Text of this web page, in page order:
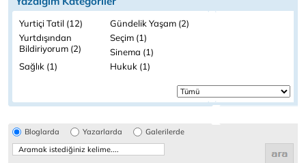
Yurtiçi Tatil (12)
Gündelik Yaşam (2)
Yurtdışından
Bildiriyorum (2)
Seçim (1)
Sinema (1)
Sağlık (1)
Hukuk (1)
Bloglarda Yazarlarda Galerilerde